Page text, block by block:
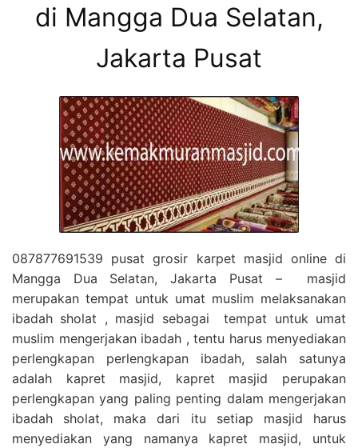
di Mangga Dua Selatan,
Jakarta Pusat
087877691539 pusat grosir karpet masjid online di
Mangga Dua Selatan, Jakarta Pusat – masjid
merupakan tempat untuk umat muslim melaksanakan
ibadah sholat , masjid sebagai tempat untuk umat
muslim mengerjakan ibadah , tentu harus menyediakan
perlengkapan perlengkapan ibadah, salah satunya
adalah kapret masjid, kapret masjid perupakan
perlengkapan yang paling penting dalam mengerjakan
ibadah sholat, maka dari itu setiap masjid harus
menyediakan yang namanya kapret masjid, untuk